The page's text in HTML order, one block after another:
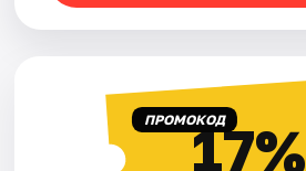
ПРОМОКОД17%